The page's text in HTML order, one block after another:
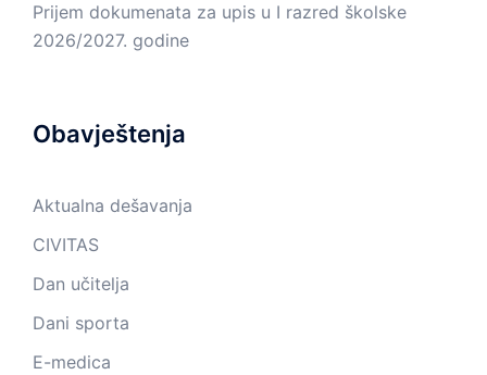
Prijem dokumenata za upis u I razred školske
2026/2027. godine
Obavještenja
Aktualna dešavanja
CIVITAS
Dan učitelja
Dani sporta
E-medica